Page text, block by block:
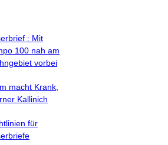
: Mit
100 nah am
vorbei
macht Krank,
Kallinich
für